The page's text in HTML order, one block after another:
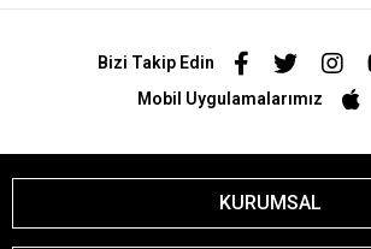
Bizi Takip Edin
Mobil Uygulamalarımız
KURUMSAL